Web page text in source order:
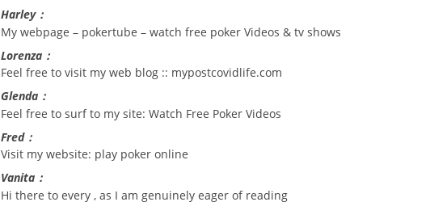
Harley：
My webpage – pokertube – watch free poker Videos & tv shows
Lorenza：
Feel free to visit my web blog :: mypostcovidlife.com
Glenda：
Feel free to surf to my site: Watch Free Poker Videos
Fred：
Visit my website: play poker online
Vanita：
Hi there to every , as I am genuinely eager of reading